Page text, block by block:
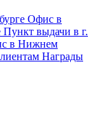
Офис в
Пункт выдачи в г.
в Нижнем
Награды